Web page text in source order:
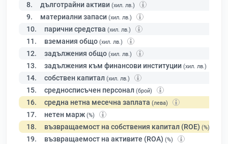
8. дълготрайни активи (хил. лв.)
9. материални запаси (хил. лв.)
10. парични средства (хил. лв.)
11. вземания общо (хил. лв.)
12. задължения общо (хил. лв.)
13. задължения към финансови институции (хил. лв.)
14. собствен капитал (хил. лв.)
15. средносписъчен персонал (брой)
16. средна нетна месечна заплата (лева)
17. нетен марж (%)
18. възвращаемост на собствения капитал (ROE) (%)
19. възвращаемост на активите (ROA) (%)